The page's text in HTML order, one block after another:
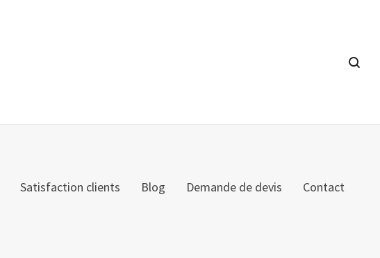
Satisfaction clients Blog Demande de devis Contact